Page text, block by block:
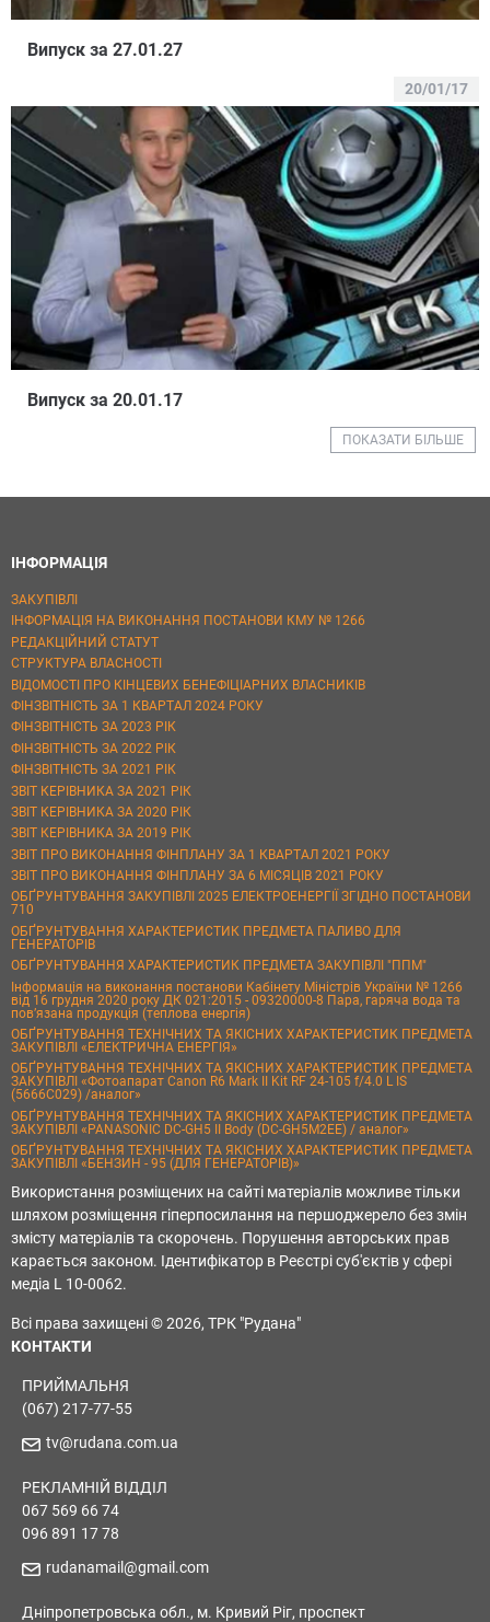
Випуск за 27.01.27
20/01/17
Випуск за 20.01.17
ПОКАЗАТИ БІЛЬШЕ
ІНФОРМАЦІЯ
ЗАКУПІВЛІ
ІНФОРМАЦІЯ НА ВИКОНАННЯ ПОСТАНОВИ КМУ № 1266
РЕДАКЦІЙНИЙ СТАТУТ
СТРУКТУРА ВЛАСНОСТІ
ВІДОМОСТІ ПРО КІНЦЕВИХ БЕНЕФІЦІАРНИХ ВЛАСНИКІВ
ФІНЗВІТНІСТЬ ЗА 1 КВАРТАЛ 2024 РОКУ
ФІНЗВІТНІСТЬ ЗА 2023 РІК
ФІНЗВІТНІСТЬ ЗА 2022 РІК
ФІНЗВІТНІСТЬ ЗА 2021 РІК
ЗВІТ КЕРІВНИКА ЗА 2021 РІК
ЗВІТ КЕРІВНИКА ЗА 2020 РІК
ЗВІТ КЕРІВНИКА ЗА 2019 РІК
ЗВІТ ПРО ВИКОНАННЯ ФІНПЛАНУ ЗА 1 КВАРТАЛ 2021 РОКУ
ЗВІТ ПРО ВИКОНАННЯ ФІНПЛАНУ ЗА 6 МІСЯЦІВ 2021 РОКУ
ОБҐРУНТУВАННЯ ЗАКУПІВЛІ 2025 ЕЛЕКТРОЕНЕРГІЇ ЗГІДНО ПОСТАНОВИ
710
ОБҐРУНТУВАННЯ ХАРАКТЕРИСТИК ПРЕДМЕТА ПАЛИВО ДЛЯ
ГЕНЕРАТОРІВ
ОБҐРУНТУВАННЯ ХАРАКТЕРИСТИК ПРЕДМЕТА ЗАКУПІВЛІ "ППМ"
Інформація на виконання постанови Кабінету Міністрів України № 1266
від 16 грудня 2020 року ДК 021:2015 - 09320000-8 Пара, гаряча вода та
пов’язана продукція (теплова енергія)
ОБҐРУНТУВАННЯ ТЕХНІЧНИХ ТА ЯКІСНИХ ХАРАКТЕРИСТИК ПРЕДМЕТА
ЗАКУПІВЛІ «ЕЛЕКТРИЧНА ЕНЕРГІЯ»
ОБҐРУНТУВАННЯ ТЕХНІЧНИХ ТА ЯКІСНИХ ХАРАКТЕРИСТИК ПРЕДМЕТА
ЗАКУПІВЛІ «Фотоапарат Canon R6 Mark II Kit RF 24-105 f/4.0 L IS
(5666C029) /аналог»
ОБҐРУНТУВАННЯ ТЕХНІЧНИХ ТА ЯКІСНИХ ХАРАКТЕРИСТИК ПРЕДМЕТА
ЗАКУПІВЛІ «PANASONIC DC-GH5 II Body (DC-GH5M2EE) / аналог»
ОБҐРУНТУВАННЯ ТЕХНІЧНИХ ТА ЯКІСНИХ ХАРАКТЕРИСТИК ПРЕДМЕТА
ЗАКУПІВЛІ «БЕНЗИН - 95 (ДЛЯ ГЕНЕРАТОРІВ)»
Використання розміщених на сайті матеріалів можливе тільки
шляхом розміщення гіперпосилання на першоджерело без змін
змісту матеріалів та скорочень. Порушення авторських прав
карається законом. Ідентифікатор в Реєстрі суб'єктів у сфері
медіа L 10-0062.
Всі права захищені © 2026, ТРК "Рудана"
КОНТАКТИ
ПРИЙМАЛЬНЯ
(067) 217-77-55
tv@rudana.com.ua
РЕКЛАМНІЙ ВІДДІЛ
067 569 66 74
096 891 17 78
rudanamail@gmail.com
Дніпропетровська обл., м. Кривий Ріг, проспект